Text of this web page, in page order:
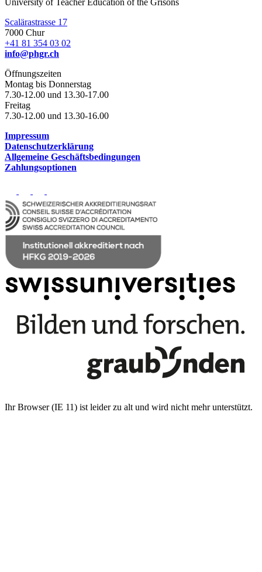
Scalärastrasse 17
7000 Chur
+41 81 354 03 02
info@phgr.ch
Öffnungszeiten
Montag bis Donnerstag
7.30-12.00 und 13.30-17.00
Freitag
7.30-12.00 und 13.30-16.00
Impressum
Datenschutzerklärung
Allgemeine Geschäftsbedingungen
Zahlungsoptionen
Ihr Browser (IE 11) ist leider zu alt und wird nicht mehr unterstützt.